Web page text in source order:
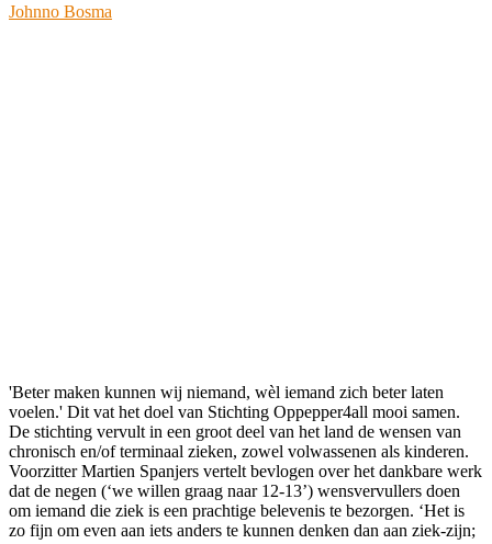
Johnno Bosma
'Beter maken kunnen wij niemand, wèl iemand zich beter laten
voelen.' Dit vat het doel van Stichting Oppepper4all mooi samen.
De stichting vervult in een groot deel van het land de wensen van
chronisch en/of terminaal zieken, zowel volwassenen als kinderen.
Voorzitter Martien Spanjers vertelt bevlogen over het dankbare werk
dat de negen (‘we willen graag naar 12-13’) wensvervullers doen
om iemand die ziek is een prachtige belevenis te bezorgen. ‘Het is
zo fijn om even aan iets anders te kunnen denken dan aan ziek-zijn;